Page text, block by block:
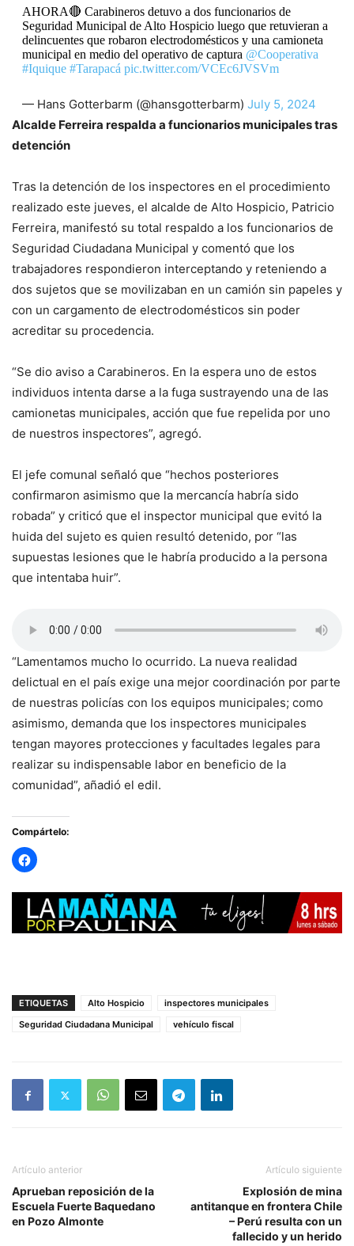
AHORA🔴 Carabineros detuvo a dos funcionarios de
Seguridad Municipal de Alto Hospicio luego que retuvieran a
delincuentes que robaron electrodomésticos y una camioneta
municipal en medio del operativo de captura @Cooperativa
#Iquique #Tarapacá pic.twitter.com/VCEc6JVSVm
— Hans Gotterbarm (@hansgotterbarm) July 5, 2024
Alcalde Ferreira respalda a funcionarios municipales tras
detención
Tras la detención de los inspectores en el procedimiento
realizado este jueves, el alcalde de Alto Hospicio, Patricio
Ferreira, manifestó su total respaldo a los funcionarios de
Seguridad Ciudadana Municipal y comentó que los
trabajadores respondieron interceptando y reteniendo a
dos sujetos que se movilizaban en un camión sin papeles y
con un cargamento de electrodomésticos sin poder
acreditar su procedencia.
“Se dio aviso a Carabineros. En la espera uno de estos
individuos intenta darse a la fuga sustrayendo una de las
camionetas municipales, acción que fue repelida por uno
de nuestros inspectores”, agregó.
El jefe comunal señaló que “hechos posteriores
confirmaron asimismo que la mercancía habría sido
robada” y criticó que el inspector municipal que evitó la
huida del sujeto es quien resultó detenido, por “las
supuestas lesiones que le habría producido a la persona
que intentaba huir”.
“Lamentamos mucho lo ocurrido. La nueva realidad
delictual en el país exige una mejor coordinación por parte
de nuestras policías con los equipos municipales; como
asimismo, demanda que los inspectores municipales
tengan mayores protecciones y facultades legales para
realizar su indispensable labor en beneficio de la
comunidad”, añadió el edil.
Compártelo:
ETIQUETAS Alto Hospicio
inspectores municipales
Seguridad Ciudadana Municipal
vehículo fiscal
Artículo anterior
Aprueban reposición de la
Escuela Fuerte Baquedano
en Pozo Almonte
Artículo siguiente
Explosión de mina
antitanque en frontera Chile
– Perú resulta con un
fallecido y un herido